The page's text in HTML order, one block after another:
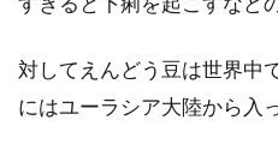
対してえんどう豆は世界中
にはユーラシア大陸から入